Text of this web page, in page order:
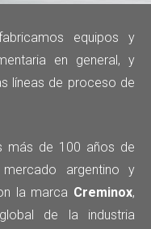
equipos y
en general, y
líneas de proceso de
más de 100 años de
argentino y
la marca Creminox,
de la industria